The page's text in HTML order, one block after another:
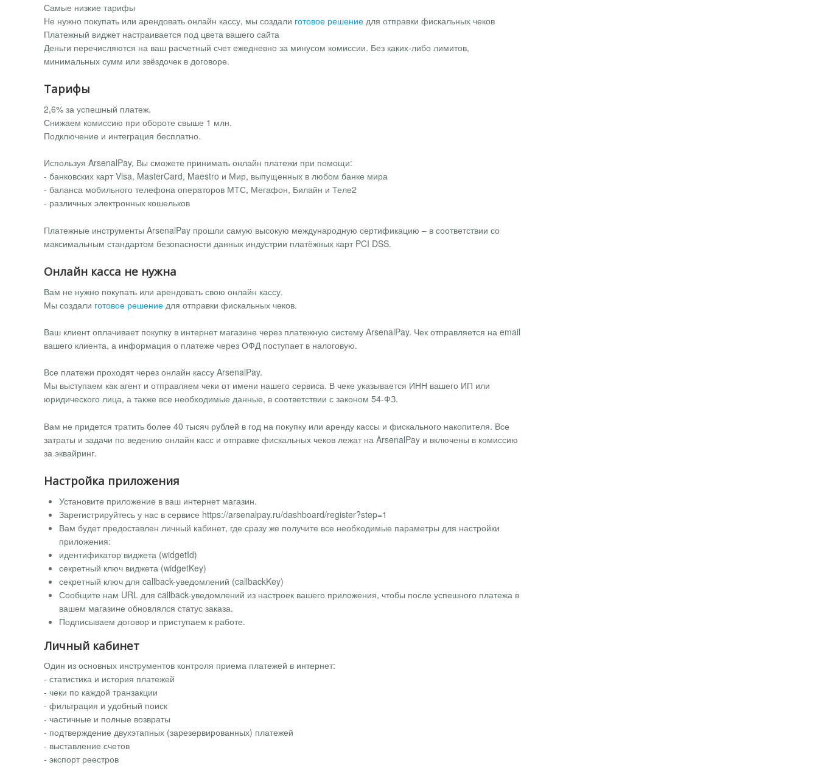
Самые низкие тарифы
Не нужно покупать или арендовать онлайн кассу, мы создали готовое решение для отправки фискальных чеков
Платежный виджет настраивается под цвета вашего сайта
Деньги перечисляются на ваш расчетный счет ежедневно за минусом комиссии. Без каких-либо лимитов,
минимальных сумм или звёздочек в договоре.
Тарифы
2,6% за успешный платеж.
Снижаем комиссию при обороте свыше 1 млн.
Подключение и интеграция бесплатно.
Используя ArsenalPay, Вы сможете принимать онлайн платежи при помощи:
- банковских карт Visa, MasterCard, Maestro и Мир, выпущенных в любом банке мира
- баланса мобильного телефона операторов МТС, Мегафон, Билайн и Теле2
- различных электронных кошельков
Платежные инструменты ArsenalPay прошли самую высокую международную сертификацию – в соответствии со
максимальным стандартом безопасности данных индустрии платёжных карт PCI DSS.
Онлайн касса не нужна
Вам не нужно покупать или арендовать свою онлайн кассу.
Мы создали готовое решение для отправки фискальных чеков.
Ваш клиент оплачивает покупку в интернет магазине через платежную систему ArsenalPay. Чек отправляется на email
вашего клиента, а информация о платеже через ОФД поступает в налоговую.
Все платежи проходят через онлайн кассу ArsenalPay.
Мы выступаем как агент и отправляем чеки от имени нашего сервиса. В чеке указывается ИНН вашего ИП или
юридического лица, а также все необходимые данные, в соответствии с законом 54-ФЗ.
Вам не придется тратить более 40 тысяч рублей в год на покупку или аренду кассы и фискального накопителя. Все
затраты и задачи по ведению онлайн касс и отправке фискальных чеков лежат на ArsenalPay и включены в комиссию
за эквайринг.
Настройка приложения
Установите приложение в ваш интернет магазин.
Зарегистрируйтесь у нас в сервисе https://arsenalpay.ru/dashboard/register?step=1
Вам будет предоставлен личный кабинет, где сразу же получите все необходимые параметры для настройки
приложения:
идентификатор виджета (widgetId)
секретный ключ виджета (widgetKey)
секретный ключ для callback-уведомлений (callbackKey)
Сообщите нам URL для callback-уведомлений из настроек вашего приложения, чтобы после успешного платежа в
вашем магазине обновлялся статус заказа.
Подписываем договор и приступаем к работе.
Личный кабинет
Один из основных инструментов контроля приема платежей в интернет:
- статистика и история платежей
- чеки по каждой транзакции
- фильтрация и удобный поиск
- частичные и полные возвраты
- подтверждение двухэтапных (зарезервированных) платежей
- выставление счетов
- экспорт реестров